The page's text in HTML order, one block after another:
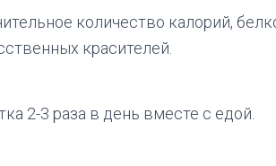
количество калорий,
красителей.
2-3 раза в день вместе с едой.